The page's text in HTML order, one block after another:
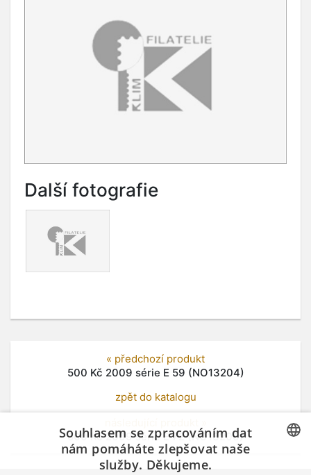
Další fotografie
« předchozí produkt
500 Kč 2009 série E 59 (NO13204)
zpět do katalogu
500 Kč 2009 série E 72 (NO13206)
Souhlasem se zpracováním dat
nám pomáháte zlepšovat naše
služby. Děkujeme.